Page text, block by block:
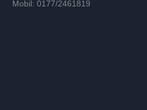
Mobil: 0177/2461819